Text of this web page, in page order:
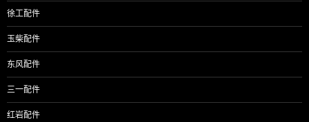
徐工配件
玉柴配件
东风配件
三一配件
红岩配件